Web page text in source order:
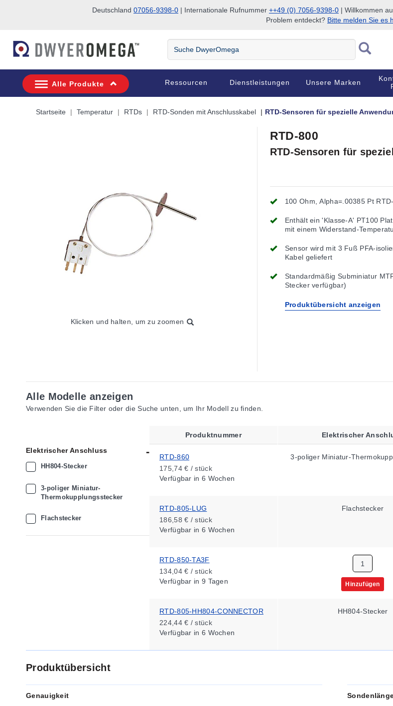
Deutschland 07056-9398-0 | Internationale Rufnummer ++49 (0) 7056-9398-0 | Willkommen
Problem entdeckt? Bitte melden Sie es
Suche
DwyerOmega
Alle Produkte Ressourcen Dienstleistungen Unsere Marken
Startseite Temperatur RTDs RTD-Sonden mit Anschlusskabel RTD-Sensoren für spezielle
Klicken und halten, um zu zoomen
RTD-800
RTD-Sensoren für
100 Ohm, Alpha=.00385 Pt
Enthält ein 'Klasse-A' PT100
mit einem Widerstand-
Ohm/Ohm/°C)
Sensor wird mit 3 Fuß PFA-
Kabel geliefert
Standardmäßig Subminiatur
Stecker verfügbar)
Produktübersicht anzeigen
Alle Modelle anzeigen
Verwenden Sie die Filter oder die Suche unten, um Ihr Modell zu finden.
Elektrischer Anschluss
HH804-Stecker
3-poliger Miniatur-
Thermokupplungsstecker
Flachstecker
Produktnummer Elektrischer
RTD-860
175,74 € / stück
Verfügbar in 6 Wochen
3-poliger Miniatur-
RTD-805-LUG
186,58 € / stück
Verfügbar in 6 Wochen
Flachstecker
RTD-850-TA3F
134,04 € / stück
Verfügbar in 9 Tagen Hinzufügen
RTD-805-HH804-CONNECTOR
224,44 € / stück
Verfügbar in 6 Wochen
HH804-Stecker
Produktübersicht
Genauigkeit